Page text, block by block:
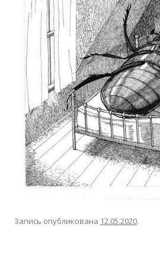
Запись опубликована 12.05.2020.